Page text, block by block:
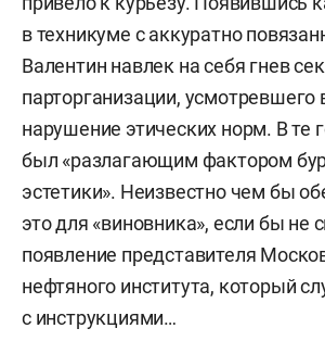
в техникуме с аккуратно
Валентин навлек на себя гнев
парторганизации, усмотревшего
нарушение этических норм. В те
был «разлагающим фактором
эстетики». Неизвестно чем бы
это для «виновника», если бы не
появление представителя
нефтяного института, который
с инструкциями…